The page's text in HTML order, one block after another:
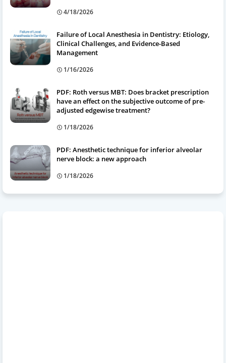
4/18/2026
Failure of Local Anesthesia in Dentistry: Etiology,
Clinical Challenges, and Evidence-Based
Management
1/16/2026
PDF: Roth versus MBT: Does bracket prescription
have an effect on the subjective outcome of pre-
adjusted edgewise treatment?
1/18/2026
PDF: Anesthetic technique for inferior alveolar
nerve block: a new approach
1/18/2026